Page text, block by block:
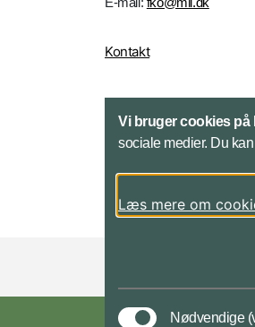
Kontakt
Vi bruger cookies på
sociale medier. Du
Læs mere om
Nødvendige